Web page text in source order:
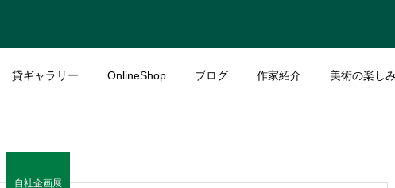
貸ギャラリー OnlineShop ブログ 作家紹介 美術の楽し
自社企画展